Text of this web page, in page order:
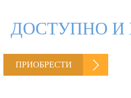
ДОСТУПНО И
ПРИОБРЕСТИ